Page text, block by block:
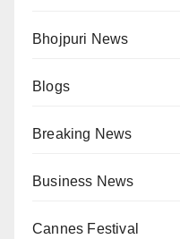
Bhojpuri News
Blogs
Breaking News
Business News
Cannes Festival